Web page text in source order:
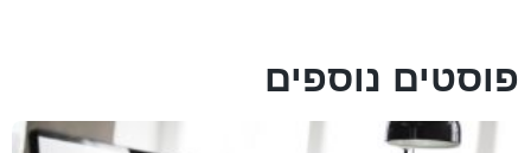
פוסטים נוספים